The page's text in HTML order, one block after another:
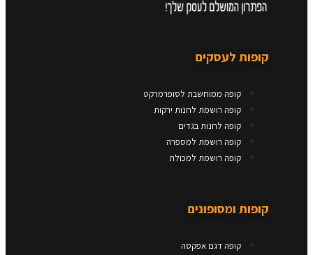
קופות לעסקים
קופה ממוחשבת לסופרמרקט
קופה רושמת לחנות ירקות
קופה לחנות בגדים
קופה רושמת למספרה
קופה רושמת למכולת
קופות ומסופונים
קופה דגם אפקסה